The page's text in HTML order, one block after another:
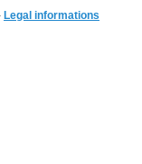
Legal informations